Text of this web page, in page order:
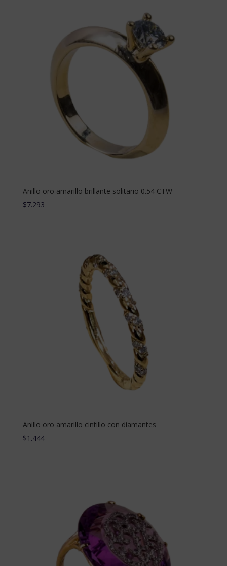
Anillo oro amarillo brillante solitario 0.54 CTW
$7.293
Anillo oro amarillo cintillo con diamantes
$1.444